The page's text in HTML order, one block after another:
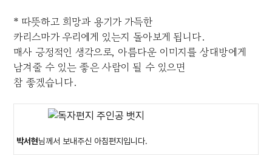
* 따뜻하고 희망과 용기가 가득한
카리스마가 우리에게 있는지 돌아보게 됩니다.
매사 긍정적인 생각으로, 아름다운 이미지를 상대방에게
남겨줄 수 있는 좋은 사람이 될 수 있으면
참 좋겠습니다.
박서현님께서 보내주신 아침편지입니다.